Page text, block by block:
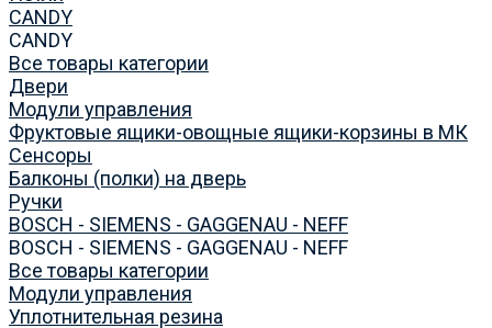
CANDY
CANDY
Все товары категории
Двери
Модули управления
Фруктовые ящики-овощные ящики-корзины в МК
Сенсоры
Балконы (полки) на дверь
Ручки
BOSCH - SIEMENS - GAGGENAU - NEFF
BOSCH - SIEMENS - GAGGENAU - NEFF
Все товары категории
Модули управления
Уплотнительная резина